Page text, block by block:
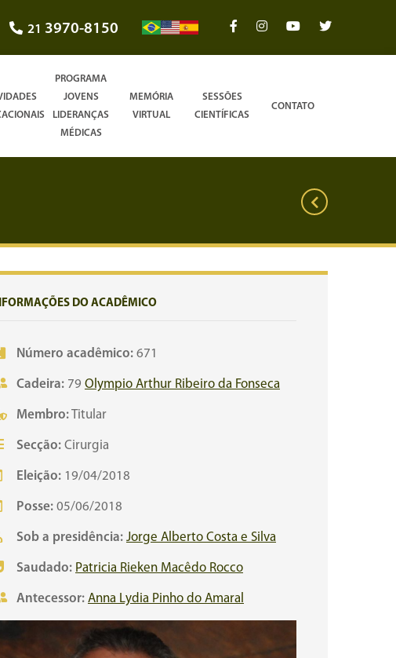
21 3970-8150
PROGRAMA
JOVENS
LIDERANÇAS
MÉDICAS
MEMÓRIA
VIRTUAL
SESSÕES
CIENTÍFICAS
CONTATO
DO ACADÊMICO
Número acadêmico: 671
Cadeira: 79 Olympio Arthur Ribeiro da Fonseca
Membro:Titular
Secção: Cirurgia
Eleição: 19/04/2018
Posse: 05/06/2018
Sob a presidência: Jorge Alberto Costa e Silva
Saudado: Patricia Rieken Macêdo Rocco
Antecessor: Anna Lydia Pinho do Amaral